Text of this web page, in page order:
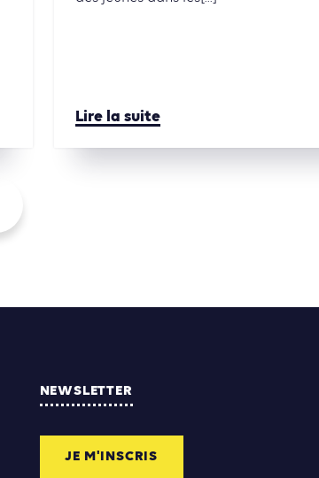
Lire la suite
NEWSLETTER
JE M'INSCRIS